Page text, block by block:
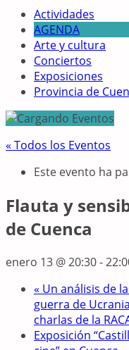
Actividades
AGENDA
Arte y cultura
Conciertos
Exposiciones
Provincia de
« Todos los Eventos
Este evento ha
Flauta y
de Cuenca
enero 13 @ 20:30-
« Un análisis de
guerra de
charlas de la
Exposición